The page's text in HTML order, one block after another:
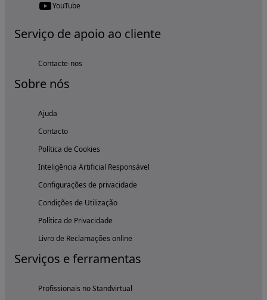
YouTube
Serviço de apoio ao cliente
Contacte-nos
Sobre nós
Ajuda
Contacto
Política de Cookies
Inteligência Artificial Responsável
Configurações de privacidade
Condições de Utilização
Política de Privacidade
Livro de Reclamações online
Serviços e ferramentas
Profissionais no Standvirtual